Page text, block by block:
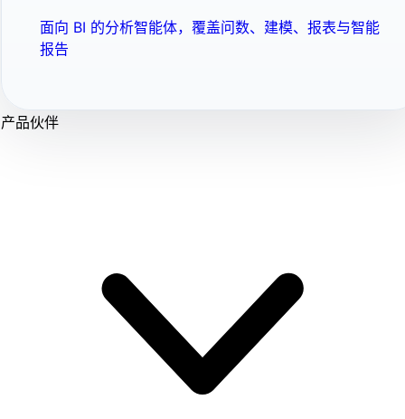
面向 BI 的分析智能体，覆盖问数、建模、报表与智能
报告
产品伙伴